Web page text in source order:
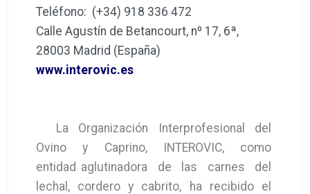
Teléfono: (+34) 918 336 472
Calle Agustín de Betancourt, nº 17, 6ª,
28003 Madrid (España)
www.interovic.es
La Organización Interprofesional del
Ovino y Caprino, INTEROVIC, como
entidad aglutinadora de las carnes del
lechal, cordero y cabrito, ha recibido el